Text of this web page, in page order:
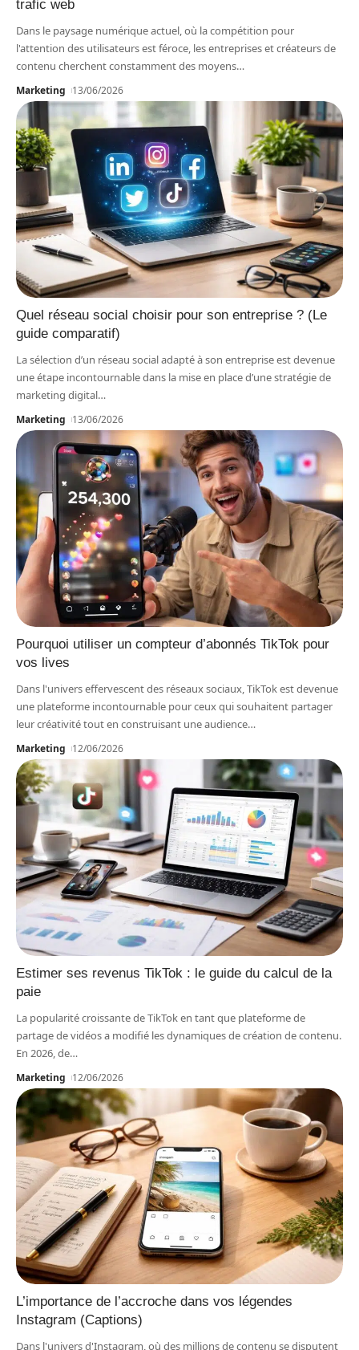
trafic web
Dans le paysage numérique actuel, où la compétition pour
l'attention des utilisateurs est féroce, les entreprises et créateurs de
contenu cherchent constamment des moyens…
Marketing 13/06/2026
Quel réseau social choisir pour son entreprise ? (Le
guide comparatif)
La sélection d’un réseau social adapté à son entreprise est devenue
une étape incontournable dans la mise en place d’une stratégie de
marketing digital…
Marketing 13/06/2026
Pourquoi utiliser un compteur d’abonnés TikTok pour
vos lives
Dans l'univers effervescent des réseaux sociaux, TikTok est devenue
une plateforme incontournable pour ceux qui souhaitent partager
leur créativité tout en construisant une audience…
Marketing 12/06/2026
Estimer ses revenus TikTok : le guide du calcul de la
paie
La popularité croissante de TikTok en tant que plateforme de
partage de vidéos a modifié les dynamiques de création de contenu.
En 2026, de…
Marketing 12/06/2026
L’importance de l’accroche dans vos légendes
Instagram (Captions)
Dans l'univers d'Instagram, où des millions de contenu se disputent